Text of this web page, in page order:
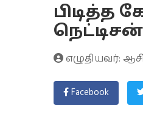
பிடித்த
எழுதியவர்:
Facebook